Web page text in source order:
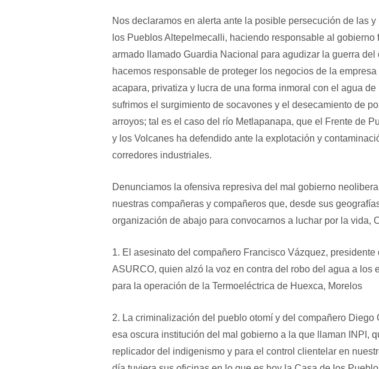
Nos declaramos en alerta ante la posible persecución de las
los Pueblos Altepelmecalli, haciendo responsable al gobierno
armado llamado Guardia Nacional para agudizar la guerra
hacemos responsable de proteger los negocios de la
acapara, privatiza y lucra de una forma inmoral con el agua
sufrimos el surgimiento de socavones y el desecamiento de
arroyos; tal es el caso del río Metlapanapa, que el Frente de
y los Volcanes ha defendido ante la explotación y
corredores industriales.
Denunciamos la ofensiva represiva del mal gobierno
nuestras compañeras y compañeros que, desde sus
organización de abajo para convocarnos a luchar por la vida,
1. El asesinato del compañero Francisco Vázquez,
ASURCO, quien alzó la voz en contra del robo del agua a los
para la operación de la Termoeléctrica de Huexca, Morelos
2. La criminalización del pueblo otomí y del compañero Diego
esa oscura institución del mal gobierno a la que llaman INPI,
replicador del indigenismo y para el control clientelar en